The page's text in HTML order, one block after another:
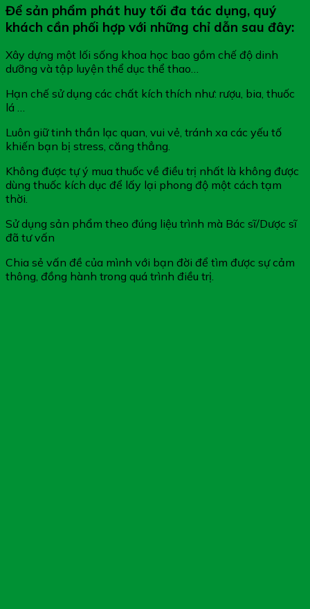
Để sản phẩm phát huy tối đa tác dụng, quý
khách cần phối hợp với những chỉ dẫn sau đây:
Xây dựng một lối sống khoa học bao gồm chế độ dinh
dưỡng và tập luyện thể dục thể thao…
Hạn chế sử dụng các chất kích thích như: rượu, bia, thuốc
lá …
Luôn giữ tinh thần lạc quan, vui vẻ, tránh xa các yếu tố
khiến bạn bị stress, căng thẳng.
Không được tự ý mua thuốc về điều trị nhất là không được
dùng thuốc kích dục để lấy lại phong độ một cách tạm
thời.
Sử dụng sản phẩm theo đúng liệu trình mà Bác sĩ/Dược sĩ
đã tư vấn
Chia sẻ vấn đề của mình với bạn đời để tìm được sự cảm
thông, đồng hành trong quá trình điều trị.